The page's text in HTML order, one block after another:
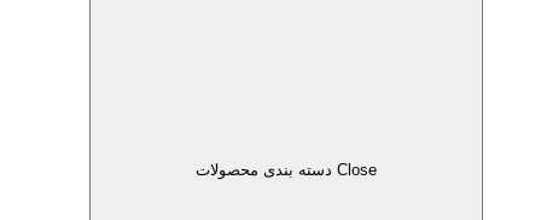
Close دسته بندی محصولات